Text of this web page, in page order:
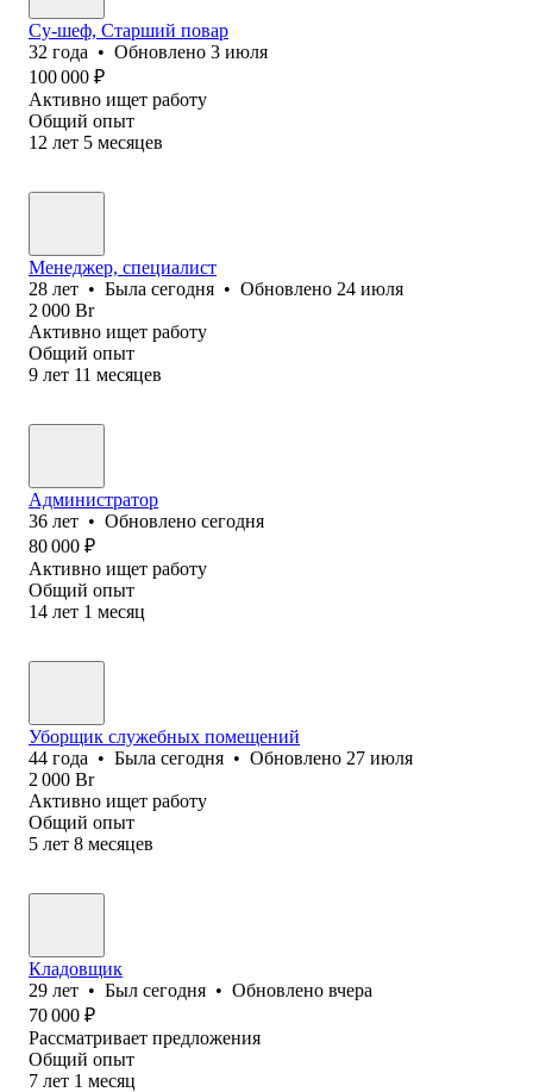
Су-шеф, Старший повар
32 года • Обновлено 3 июля
100 000 ₽
Активно ищет работу
Общий опыт
12 лет 5 месяцев
Менеджер, специалист
28 лет • Была сегодня • Обновлено 24 июля
2 000 Br
Активно ищет работу
Общий опыт
9 лет 11 месяцев
Администратор
36 лет • Обновлено сегодня
80 000 ₽
Активно ищет работу
Общий опыт
14 лет 1 месяц
Уборщик служебных помещений
44 года • Была сегодня • Обновлено 27 июля
2 000 Br
Активно ищет работу
Общий опыт
5 лет 8 месяцев
Кладовщик
29 лет • Был сегодня • Обновлено вчера
70 000 ₽
Рассматривает предложения
Общий опыт
7 лет 1 месяц